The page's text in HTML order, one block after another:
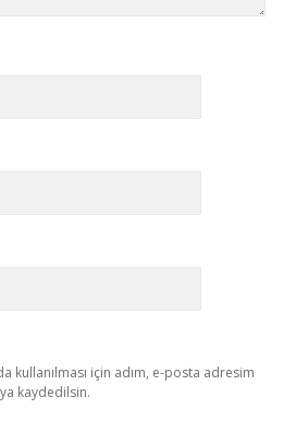
kullanılması için adım, e-posta adresim
kaydedilsin.